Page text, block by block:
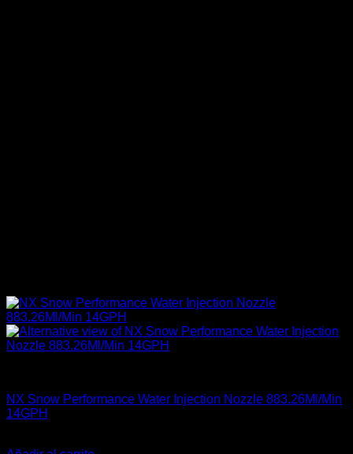
NX Snow Performance Water Injection Nozzle 883.26Ml/Min
14GPH